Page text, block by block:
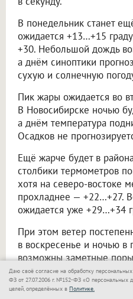
В понедельник станет
ожидается +13…+15
+30. Небольшой дождь
а днём синоптики
сухую и солнечную
Пик жары ожидается во
В Новосибирске ночью
а днём температура
Осадков не
Ещё жарче будет в
столбики термометров
хотя на северо-востоке
прохладнее — +22…+27.
ожидается уже +29…+34
При этом ветер
в воскресенье и ночью в
возможны заметные
скорость в основном
в секунду.
Даю своё согласие на обработку
ФЗ от 27.07.2006 г. №152-ФЗ «О персональных
целей, определённых в Политике.